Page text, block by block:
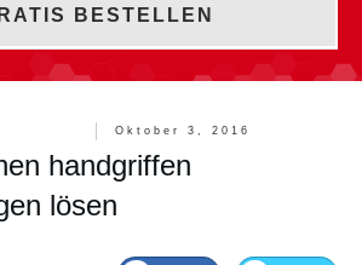
BESTELLEN
Oktober 3, 2016
handgriffen
lösen